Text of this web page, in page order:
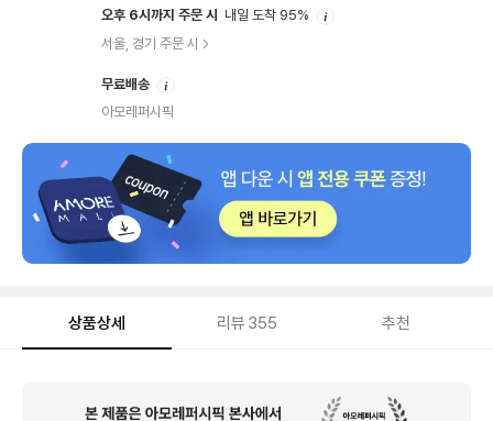
오후 6시까지 주문 시
내일 도착 95%
서울, 경기 주문 시
무료배송
아모레퍼시픽
상품상세 리뷰 355 추천